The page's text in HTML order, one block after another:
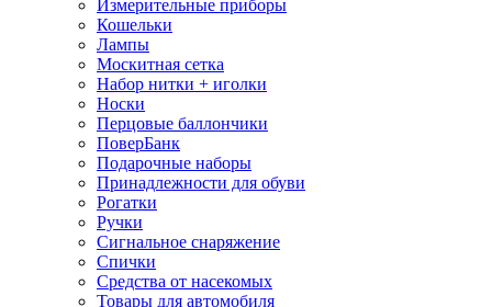
Измерительные приборы
Кошельки
Лампы
Москитная сетка
Набор нитки + иголки
Носки
Перцовые баллончики
ПоверБанк
Подарочные наборы
Принадлежности для обуви
Рогатки
Ручки
Сигнальное снаряжение
Спички
Средства от насекомых
Товары для автомобиля